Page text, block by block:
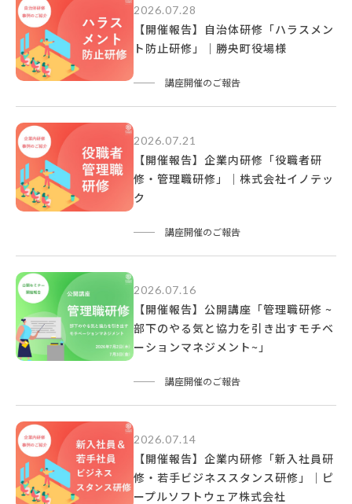
2026.07.28
【開催報告】自治体研修「ハラスメン
ト防止研修」｜勝央町役場様
講座開催のご報告
2026.07.21
【開催報告】企業内研修「役職者研
修・管理職研修」｜株式会社イノテッ
ク
講座開催のご報告
2026.07.16
【開催報告】公開講座「管理職研修 ~
部下のやる気と協力を引き出すモチベ
ーションマネジメント~」
講座開催のご報告
2026.07.14
【開催報告】企業内研修「新入社員研
修・若手ビジネススタンス研修」｜ピ
ープルソフトウェア株式会社